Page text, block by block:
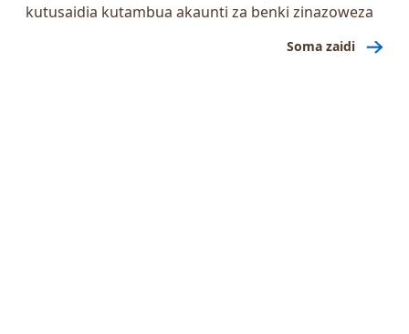
kutusaidia kutambua akaunti za benki zinazoweza
utiririshaji fedha na kubainisha kiasi cha malipo.
Soma zaidi